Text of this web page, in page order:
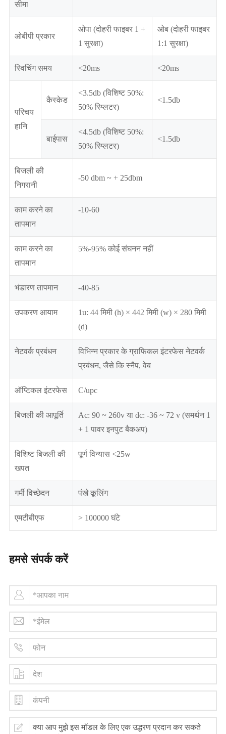
सीमा
ओबीपी प्रकार
ओपा (दोहरी फाइबर 1 +
1 सुरक्षा)
ओब (दोहरी फाइबर
1:1 सुरक्षा)
स्विचिंग समय <20ms <20ms
परिचय
हानि
कैस्केड
<3.5db (विशिष्ट 50%:
50% स्प्लिटर)
<1.5db
बाईपास
<4.5db (विशिष्ट 50%:
50% स्प्लिटर)
<1.5db
बिजली की
निगरानी
-50 dbm ~ + 25dbm
काम करने का
तापमान
-10-60
काम करने का
तापमान
5%-95% कोई संघनन नहीं
भंडारण तापमान -40-85
उपकरण आयाम
1u: 44 मिमी (h) × 442 मिमी (w) × 280 मिमी
(d)
नेटवर्क प्रबंधन
विभिन्न प्रकार के ग्राफिकल इंटरफेस नेटवर्क
प्रबंधन, जैसे कि स्नैप, वेब
ऑप्टिकल इंटरफेस C/upc
बिजली की आपूर्ति
Ac: 90 ~ 260v या dc: -36 ~ 72 v (समर्थन 1
+ 1 पावर इनपुट बैकअप)
विशिष्ट बिजली की
खपत
पूर्ण विन्यास <25w
गर्मी विच्छेदन पंखे कूलिंग
एमटीबीएफ > 100000 घंटे
हमसे संपर्क करें